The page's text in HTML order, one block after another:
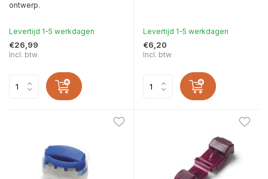
ontwerp.
Levertijd 1-5 werkdagen
€26,99
Incl. btw
Levertijd 1-5 werkdagen
€6,20
Incl. btw